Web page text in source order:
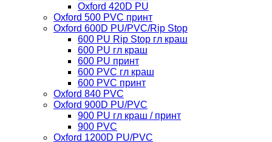
Oxford 420D PU
Oxford 500 PVC принт
Oxford 600D PU/PVC/Rip Stop
600 PU Rip Stop гл краш
600 PU гл краш
600 PU принт
600 PVC гл краш
600 PVC принт
Oxford 840 PVC
Oxford 900D PU/PVC
900 PU гл краш / принт
900 PVC
Oxford 1200D PU/PVC